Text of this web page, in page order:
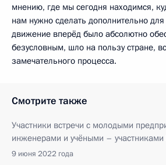
мнению, где мы сегодня находимся,
нам нужно сделать дополнительно для
движение вперёд было абсолютно
безусловным, шло на пользу стране,
замечательного процесса.
Смотрите также
Участники встречи с молодыми
инженерами и учёными –
9 июня 2022 года